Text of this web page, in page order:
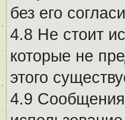
без его
4.8 Не стоит
которые не
этого
4.9